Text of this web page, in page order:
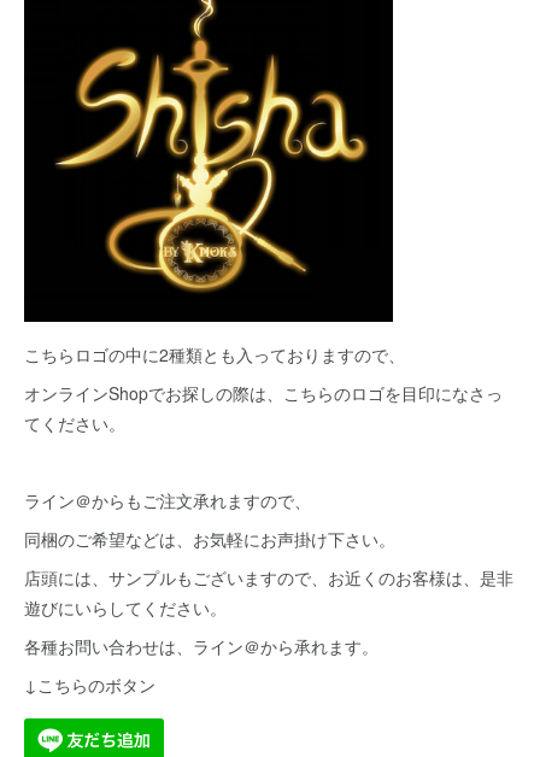
こちらロゴの中に2種類とも入っておりますので、
オンラインShopでお探しの際は、こちらのロゴを目印になさっ
てください。
ライン＠からもご注文承れますので、
同梱のご希望などは、お気軽にお声掛け下さい。
店頭には、サンプルもございますので、お近くのお客様は、是非
遊びにいらしてください。
各種お問い合わせは、ライン＠から承れます。
↓こちらのボタン